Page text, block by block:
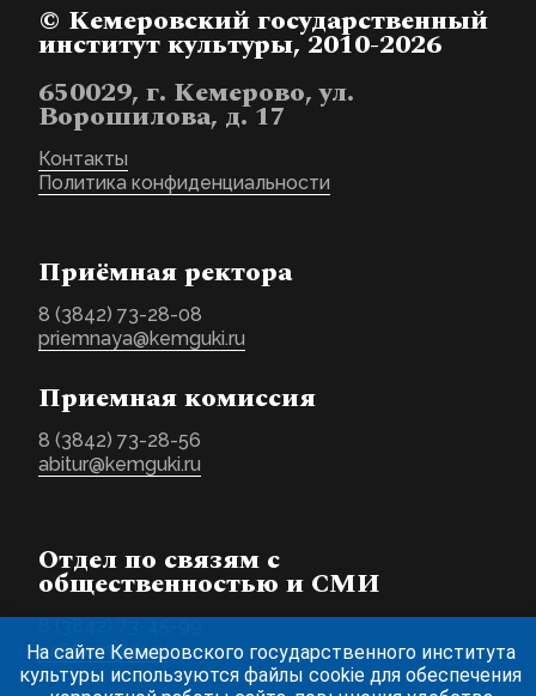
© Кемеровский государственный
институт культуры, 2010-2026
650029, г. Кемерово, ул.
Ворошилова, д. 17
Контакты
Политика конфиденциальности
Приёмная ректора
8 (3842) 73-28-08
priemnaya@kemguki.ru
Приемная комиссия
8 (3842) 73-28-56
abitur@kemguki.ru
Отдел по связям с
общественностью и СМИ
pr@kemguki.ru
На сайте Кемеровского государственного института
культуры используются файлы cookie для обеспечения